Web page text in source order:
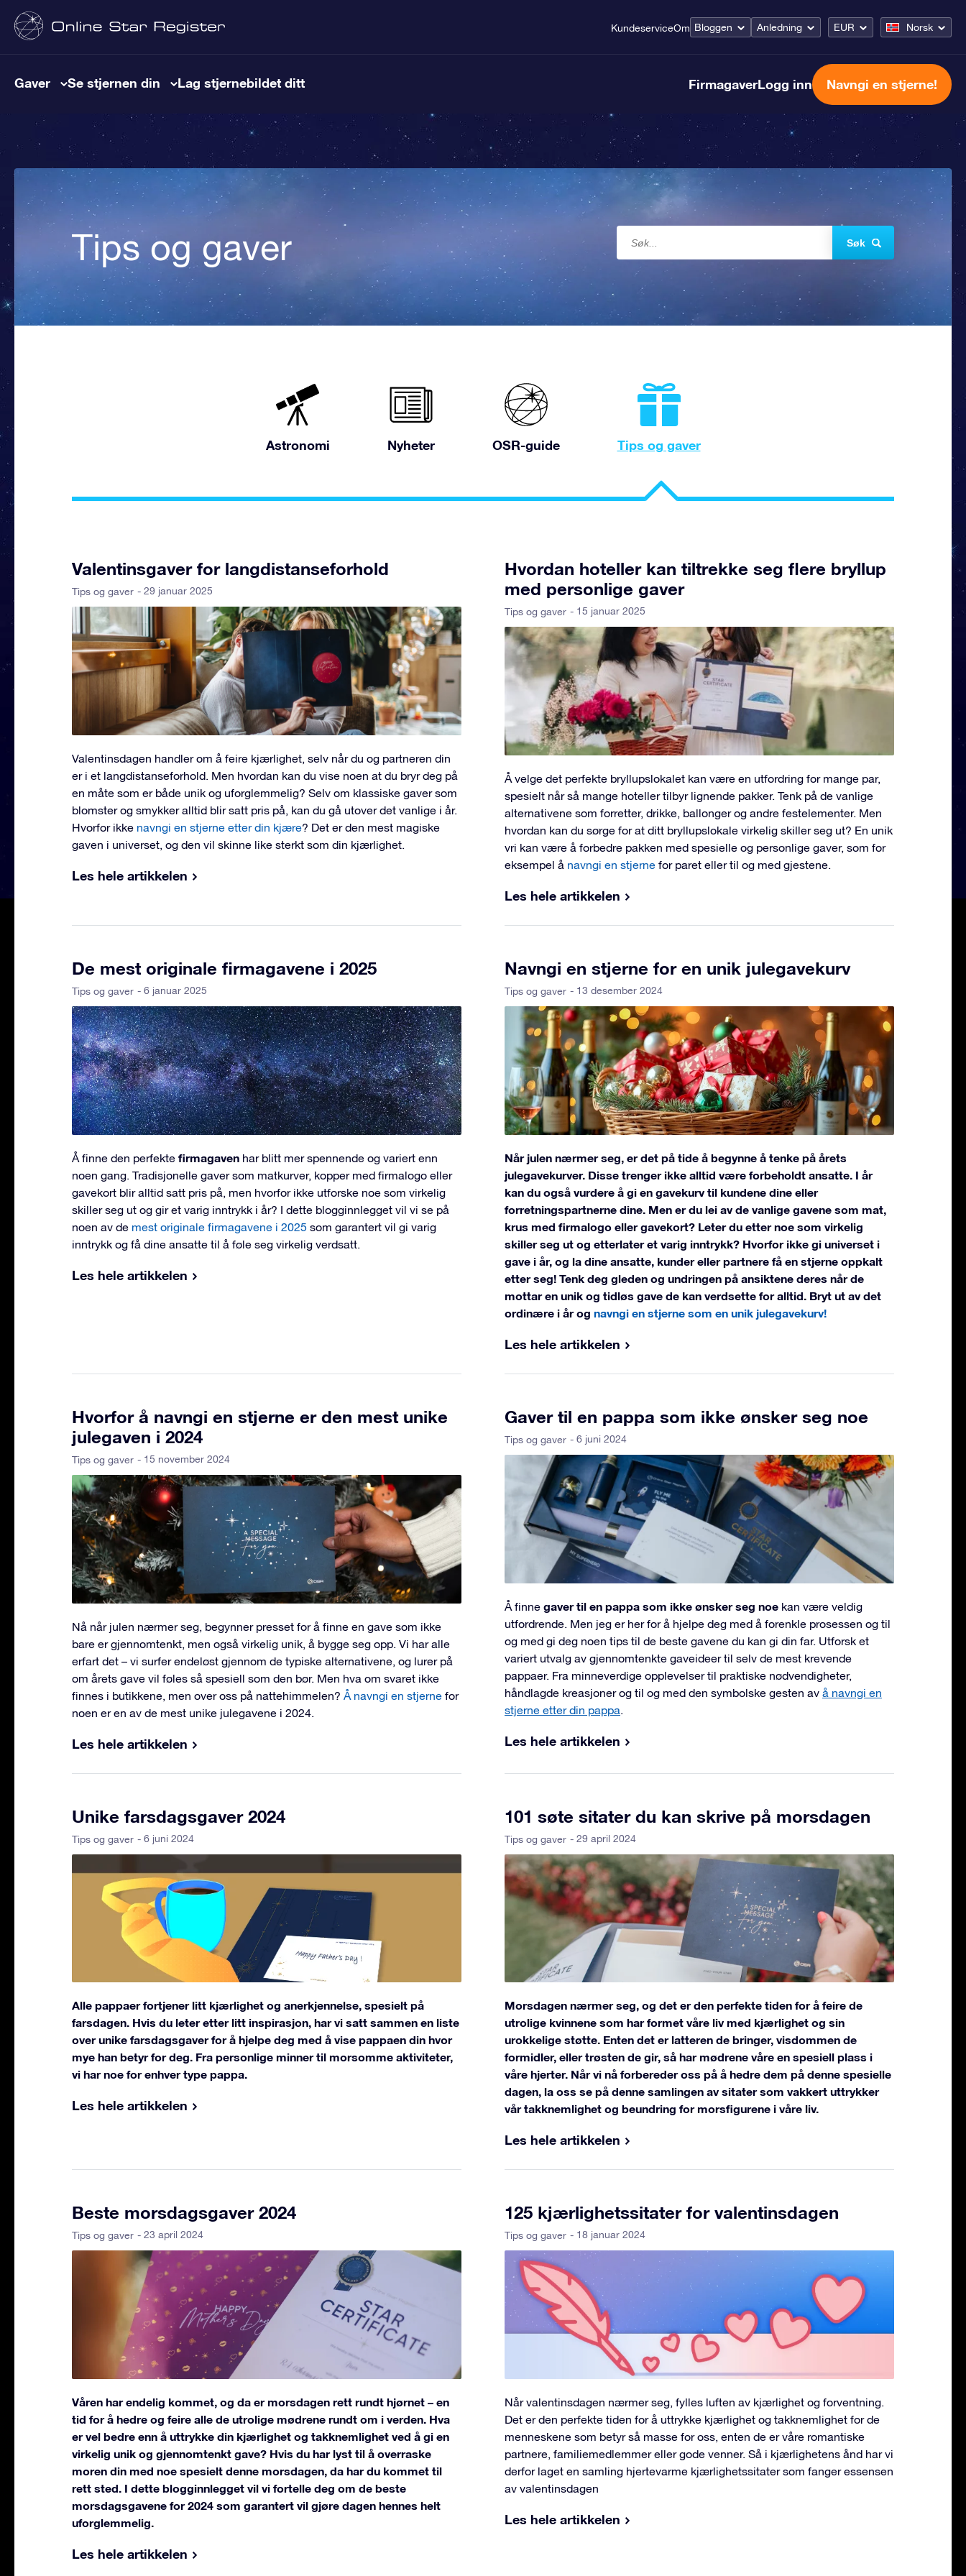
KundeserviceOm Bloggen Anledning EUR Norsk
Gaver Se stjernen din Lag stjernebildet ditt FirmagaverLogg inn Navngi en stjerne!
Tips og gaver Søk
Astronomi Nyheter OSR-guide Tips og gaver
Valentinsgaver for langdistanseforhold
Tips og gaver - 29 januar 2025
Valentinsdagen handler om å feire kjærlighet, selv når du og partneren din
er i et langdistanseforhold. Men hvordan kan du vise noen at du bryr deg på
en måte som er både unik og uforglemmelig? Selv om klassiske gaver som
blomster og smykker alltid blir satt pris på, kan du gå utover det vanlige i år.
Hvorfor ikke navngi en stjerne etter din kjære? Det er den mest magiske
gaven i universet, og den vil skinne like sterkt som din kjærlighet.
Les hele artikkelen
Hvordan hoteller kan tiltrekke seg flere bryllup
med personlige gaver
Tips og gaver - 15 januar 2025
Å velge det perfekte bryllupslokalet kan være en utfordring for mange par,
spesielt når så mange hoteller tilbyr lignende pakker. Tenk på de vanlige
alternativene som forretter, drikke, ballonger og andre festelementer. Men
hvordan kan du sørge for at ditt bryllupslokale virkelig skiller seg ut? En unik
vri kan være å forbedre pakken med spesielle og personlige gaver, som for
eksempel å navngi en stjerne for paret eller til og med gjestene.
Les hele artikkelen
De mest originale firmagavene i 2025
Tips og gaver - 6 januar 2025
Å finne den perfekte firmagaven har blitt mer spennende og variert enn
noen gang. Tradisjonelle gaver som matkurver, kopper med firmalogo eller
gavekort blir alltid satt pris på, men hvorfor ikke utforske noe som virkelig
skiller seg ut og gir et varig inntrykk i år? I dette blogginnlegget vil vi se på
noen av de mest originale firmagavene i 2025 som garantert vil gi varig
inntrykk og få dine ansatte til å føle seg virkelig verdsatt.
Les hele artikkelen
Navngi en stjerne for en unik julegavekurv
Tips og gaver - 13 desember 2024
Når julen nærmer seg, er det på tide å begynne å tenke på årets
julegavekurver. Disse trenger ikke alltid være forbeholdt ansatte. I år
kan du også vurdere å gi en gavekurv til kundene dine eller
forretningspartnerne dine. Men er du lei av de vanlige gavene som mat,
krus med firmalogo eller gavekort? Leter du etter noe som virkelig
skiller seg ut og etterlater et varig inntrykk? Hvorfor ikke gi universet i
gave i år, og la dine ansatte, kunder eller partnere få en stjerne oppkalt
etter seg! Tenk deg gleden og undringen på ansiktene deres når de
mottar en unik og tidløs gave de kan verdsette for alltid. Bryt ut av det
ordinære i år og navngi en stjerne som en unik julegavekurv!
Les hele artikkelen
Hvorfor å navngi en stjerne er den mest unike
julegaven i 2024
Tips og gaver - 15 november 2024
Nå når julen nærmer seg, begynner presset for å finne en gave som ikke
bare er gjennomtenkt, men også virkelig unik, å bygge seg opp. Vi har alle
erfart det – vi surfer endeløst gjennom de typiske alternativene, og lurer på
om årets gave vil føles så spesiell som den bør. Men hva om svaret ikke
finnes i butikkene, men over oss på nattehimmelen? Å navngi en stjerne for
noen er en av de mest unike julegavene i 2024.
Les hele artikkelen
Gaver til en pappa som ikke ønsker seg noe
Tips og gaver - 6 juni 2024
Å finne gaver til en pappa som ikke ønsker seg noe kan være veldig
utfordrende. Men jeg er her for å hjelpe deg med å forenkle prosessen og til
og med gi deg noen tips til de beste gavene du kan gi din far. Utforsk et
variert utvalg av gjennomtenkte gaveideer til selv de mest krevende
pappaer. Fra minneverdige opplevelser til praktiske nødvendigheter,
håndlagde kreasjoner og til og med den symbolske gesten av å navngi en
stjerne etter din pappa
Les hele artikkelen
Unike farsdagsgaver 2024
Tips og gaver - 6 juni 2024
Alle pappaer fortjener litt kjærlighet og anerkjennelse, spesielt på
farsdagen. Hvis du leter etter litt inspirasjon, har vi satt sammen en liste
over unike farsdagsgaver for å hjelpe deg med å vise pappaen din hvor
mye han betyr for deg. Fra personlige minner til morsomme aktiviteter,
vi har noe for enhver type pappa.
Les hele artikkelen
101 søte sitater du kan skrive på morsdagen
Tips og gaver - 29 april 2024
Morsdagen nærmer seg, og det er den perfekte tiden for å feire de
utrolige kvinnene som har formet våre liv med kjærlighet og sin
urokkelige støtte. Enten det er latteren de bringer, visdommen de
formidler, eller trøsten de gir, så har mødrene våre en spesiell plass i
våre hjerter. Når vi nå forbereder oss på å hedre dem på denne spesielle
dagen, la oss se på denne samlingen av sitater som vakkert uttrykker
vår takknemlighet og beundring for morsfigurene i våre liv.
Les hele artikkelen
Beste morsdagsgaver 2024
Tips og gaver - 23 april 2024
Våren har endelig kommet, og da er morsdagen rett rundt hjørnet – en
tid for å hedre og feire alle de utrolige mødrene rundt om i verden. Hva
er vel bedre enn å uttrykke din kjærlighet og takknemlighet ved å gi en
virkelig unik og gjennomtenkt gave? Hvis du har lyst til å overraske
moren din med noe spesielt denne morsdagen, da har du kommet til
rett sted. I dette blogginnlegget vil vi fortelle deg om de beste
morsdagsgavene for 2024 som garantert vil gjøre dagen hennes helt
uforglemmelig.
Les hele artikkelen
125 kjærlighetssitater for valentinsdagen
Tips og gaver - 18 januar 2024
Når valentinsdagen nærmer seg, fylles luften av kjærlighet og forventning.
Det er den perfekte tiden for å uttrykke kjærlighet og takknemlighet for de
menneskene som betyr så masse for oss, enten de er våre romantiske
partnere, familiemedlemmer eller gode venner. Så i kjærlighetens ånd har vi
derfor laget en samling hjertevarme kjærlighetssitater som fanger essensen
av valentinsdagen
Les hele artikkelen